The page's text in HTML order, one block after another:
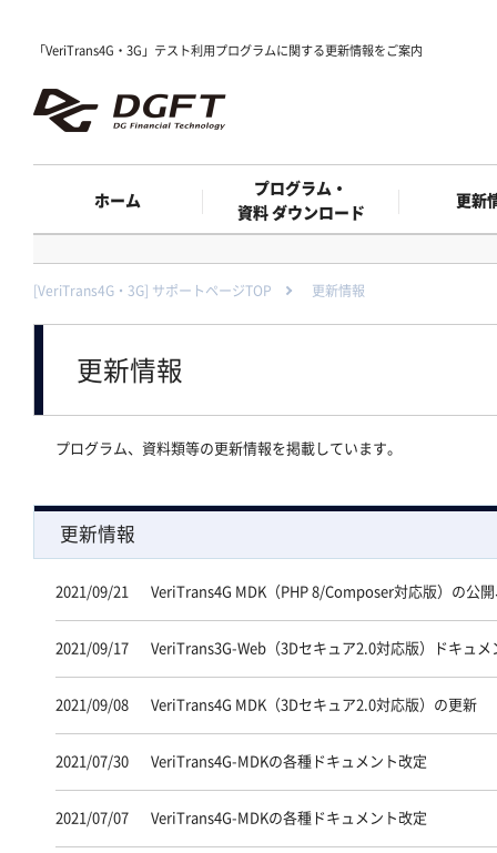
「VeriTrans4G・3G」テスト利用プログラムに関する更新情報をご案内
ホーム
プログラム・
資料 ダウンロード
更新
[VeriTrans4G・3G] サポートページTOP 更新情報
更新情報
プログラム、資料類等の更新情報を掲載しています。
更新情報
2021/09/21 VeriTrans4G MDK（PHP 8/Composer対応版）の公
2021/09/17 VeriTrans3G-Web（3Dセキュア2.0対応版）ドキュメ
2021/09/08 VeriTrans4G MDK（3Dセキュア2.0対応版）の更新
2021/07/30 VeriTrans4G-MDKの各種ドキュメント改定
2021/07/07 VeriTrans4G-MDKの各種ドキュメント改定